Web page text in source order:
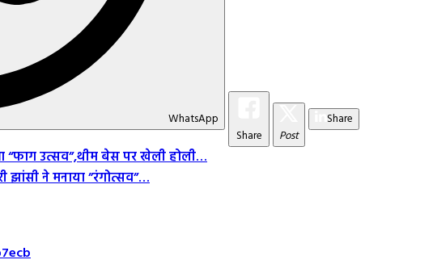
WhatsApp
Share
Post
Share
“फाग उत्सव”,थीम बेस पर खेली होली…
झांसी ने मनाया ”रंगोत्सव”…